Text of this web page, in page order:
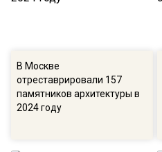
В Москве
отреставрировали 157
памятников архитектуры в
2024 году